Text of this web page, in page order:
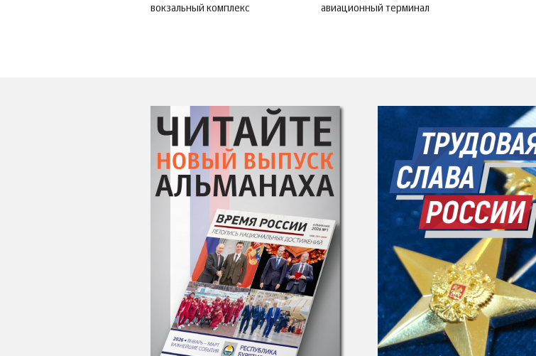
вокзальный комплекс
авиационный терминал